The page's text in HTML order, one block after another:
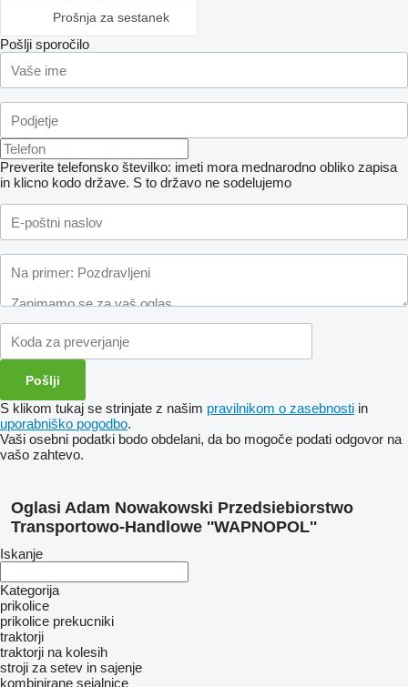
Prošnja za sestanek
Pošlji sporočilo
Preverite telefonsko številko: imeti mora mednarodno obliko zapisa
in klicno kodo države. S to državo ne sodelujemo
S klikom tukaj se strinjate z našim pravilnikom o zasebnosti in
uporabniško pogodbo.
Vaši osebni podatki bodo obdelani, da bo mogoče podati odgovor na
vašo zahtevo.
Oglasi Adam Nowakowski Przedsiebiorstwo
Transportowo-Handlowe ''WAPNOPOL''
Iskanje
Kategorija
prikolice
prikolice prekucniki
traktorji
traktorji na kolesih
stroji za setev in sajenje
kombinirane sejalnice